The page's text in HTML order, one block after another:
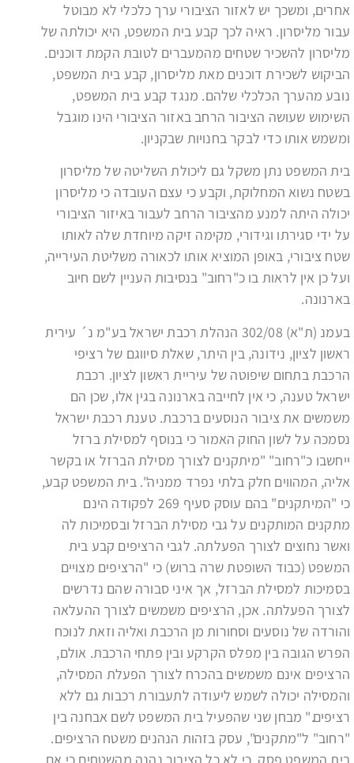
אחרים, ומשכך יש לאזור הציבורי ערך כלכלי לא מבוטל
עבור מליסרון. ראיה לכך קבע בית המשפט, היא יכולתה של
מליסרון להשכיר שטחים מהמעברים לטובת הקמת דוכנים.
הביקוש לשכירת דוכנים מאת מליסרון, קבע בית המשפט,
נובע מהערך הכלכלי שלהם. מנגד קבע בית המשפט,
השימוש שעושה הציבור הרחב באזור הציבורי הינו מוגבל
ומשמש אותו כדי לבקר בחנויות שבקניון.
בית המשפט נתן משקל גם ליכולת השליטה של מליסרון
בשטח נשוא המחלוקת, וקבע כי עצם העובדה כי מליסרון
יכולה היתה למנע מהציבור הרחב לעבור באיזור הציבורי
על ידי סגירתו וגידורי, מקימה זיקה מיוחדת שלה לאותו
שטח ציבורי, באופן המוציא אותו לכאורה משליטת העירייה,
ועל כן אין לראות בו כ"רחוב" בנסיבות העניין לשם חיוב
בארנונה.
בעמנ (ת"א) 302/08 הנהלת רכבת ישראל בע"מ נ´ עירית
ראשון לציון, נידונה, בין היתר, שאלת סיווגם של רציפי
הרכבת בתחום שיפוטה של עיריית ראשון לציון. רכבת
ישראל טענה, כי אין לחייבה בארנונה בגין אלו, שכן הם
משמשים את ציבור הנוסעים ברכבת. טענת רכבת ישראל
נסמכה על לשון החוק האמור כי בנוסף למסילת ברזל
ייחשבו כ"רחוב" "מיתקנים לצורך מסילת הברזל או בקשר
אליה, המהווים חלק בלתי נפרד ממניה". בית המשפט קבע,
כי "המיתקנים" בהם עוסק סעיף 269 לפקודה הינם
מתקנים המותקנים על גבי מסילת הברזל ובסמיכות לה
ואשר נחוצים לצורך הפעלתה. לגבי הרציפים קבע בית
המשפט (כבוד השופטת שרה ברוש) כי "הרציפים מצויים
בסמיכות למסילת הברזל, אך איני סבורה שהם נדרשים
לצורך הפעלתה. אכן, הרציפים משמשים לצורך ההעלאה
והורדה של נוסעים וסחורות מן הרכבת ואליה וזאת לנוכח
הפרש הגובה בין מפלס הקרקע ובין פתחי הרכבת. אולם,
הרציפים אינם משמשים בהכרח לצורך הפעלת המסילה,
והמסילה יכולה לשמש ליעודה לתעבורת רכבות גם ללא
רציפים." מבחן שני שהפעיל בית המשפט לשם אבחנה בין
"רחוב" ל"מתקנים", עסק בזהות הנהנים משטח הרציפים.
בית המשפט פסק, כי לא כל הציבור נהנה מהשטחים כי אם